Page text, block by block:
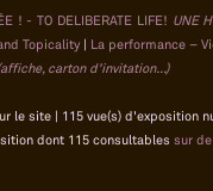
! - TO DELIBERATE LIFE! UNE
Topicality | La performance –
carton d'invitation...)
le site | 115 vue(s) d'exposition
dont 115 consultables sur